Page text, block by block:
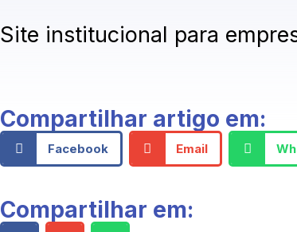
Site institucional para
Compartilhar artigo em:
Facebook Email
Compartilhar em: